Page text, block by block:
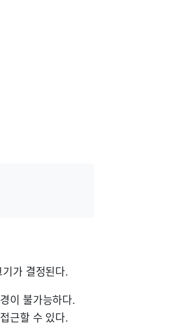
가 결정된다.
이 불가능하다.
근할 수 있다.